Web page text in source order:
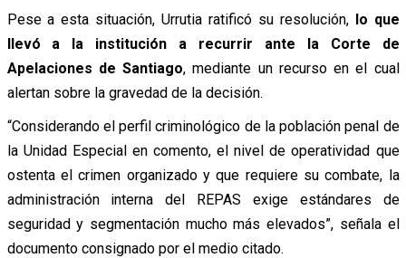
Pese a esta situación, Urrutia ratificó su resolución,lo que
llevó a la institución a recurrir ante la Corte de
Apelaciones de Santiago, mediante un recurso en el cual
alertan sobre la gravedad de la decisión.
“Considerando el perfil criminológico de la población penal de
la Unidad Especial en comento, el nivel de operatividad que
ostenta el crimen organizado y que requiere su combate, la
administración interna del REPAS exige estándares de
seguridad y segmentación mucho más elevados”, señala el
documento consignado por el medio citado.